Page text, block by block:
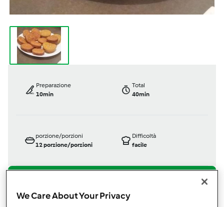
Preparazione
10min
Total
40min
porzione/porzioni
12porzione/porzioni
Difficoltà
facile
Bimby ® TM 5
We Care About Your Privacy